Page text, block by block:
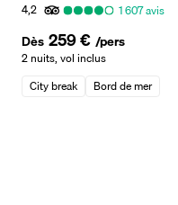
4,2
1 607avis
Dès 259 € /pers
2 nuits, vol inclus
City break
Bord de mer